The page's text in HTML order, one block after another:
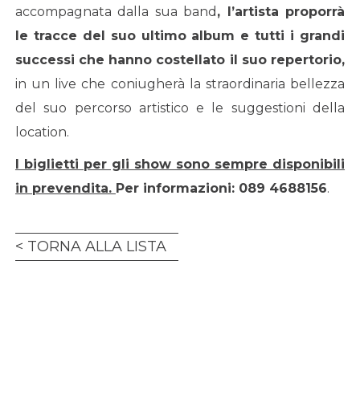
accompagnata dalla sua band , l’artista proporrà
le tracce del suo ultimo album e tutti i grandi
successi che hanno costellato il suo repertorio,
in un live che coniugherà la straordinaria bellezza
del suo percorso artistico e le suggestioni della
location.
I biglietti per gli show sono sempre disponibili
in prevendita. Per informazioni: 089 4688156.
TORNA ALLA LISTA